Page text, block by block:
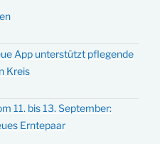
App unterstützt pflegende
Kreis
11. bis 13. September:
Erntepaar